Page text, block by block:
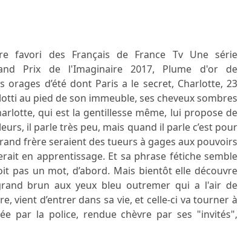
favori des Français de France Tv Une série
Prix de l'Imaginaire 2017, Plume d'or de
orages d’été dont Paris a le secret, Charlotte, 23
au pied de son immeuble, ses cheveux sombres
qui est la gentillesse même, lui propose de
il parle très peu, mais quand il parle c’est pour
frère seraient des tueurs à gages aux pouvoirs
en apprentissage. Et sa phrase fétiche semble
pas un mot, d’abord. Mais bientôt elle découvre
brun aux yeux bleu outremer qui a l'air de
vient d’entrer dans sa vie, et celle-ci va tourner à
par la police, rendue chèvre par ses "invités",